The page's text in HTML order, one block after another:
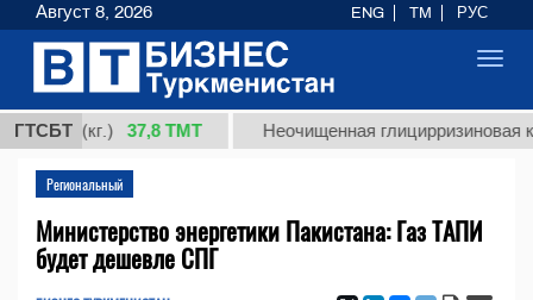
ГТСБТ
1 (кг.) 37,8 ТМТ Неочищенная глицирризиновая
Региональный
Министерство энергетики Пакистана: Газ ТАПИ
будет дешевле СПГ
Август 8, 2026 ENG TM РУС